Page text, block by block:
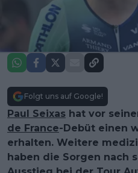
Folgt uns auf Google!
Paul Seixas hat vor
de France-Debüt einen
erhalten. Weitere
haben die Sorgen nach